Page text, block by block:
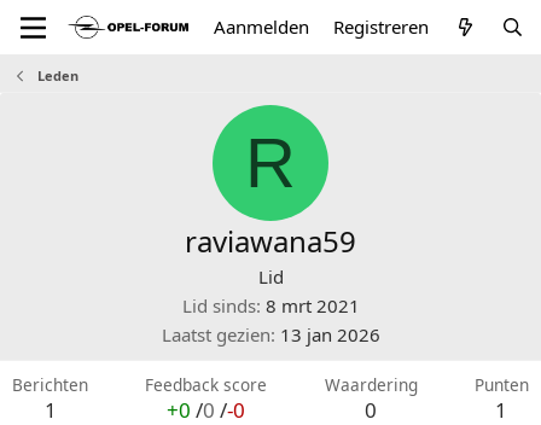
Aanmelden Registreren
Leden
R
raviawana59
Lid
Lid sinds 8 mrt 2021
Laatst gezien 13 jan 2026
Berichten
1
Feedback score
+0 /0 /-0
Waardering
0
Punten
1